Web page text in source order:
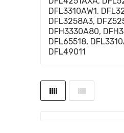
DFL3310AW1,
DFL3258A3,
DFH3330A80,
DFL65518,
DFL49011